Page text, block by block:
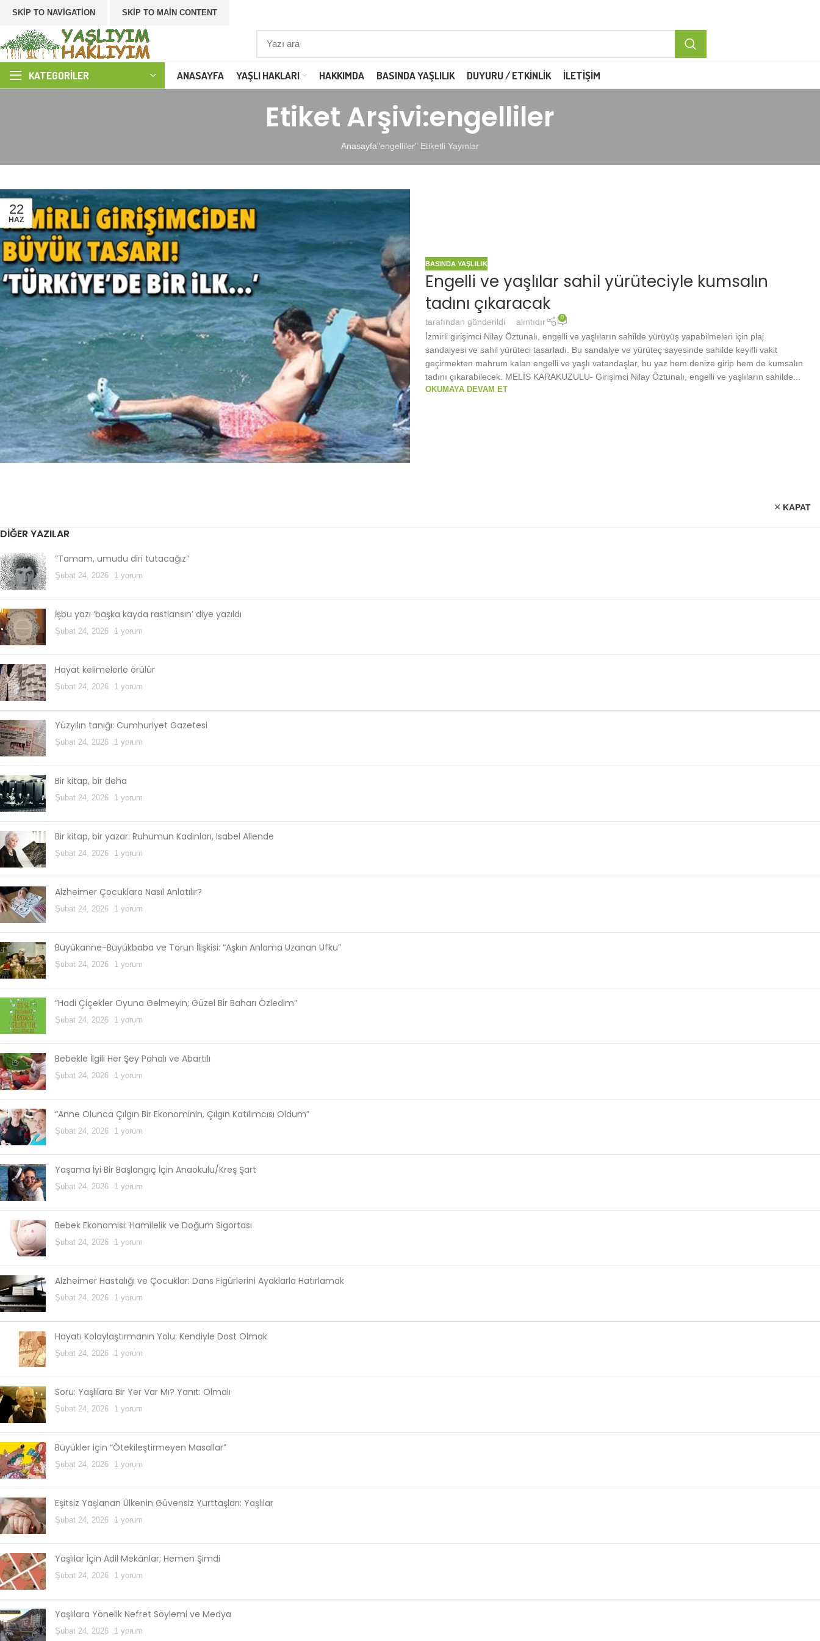
SKIP TO NAVIGATION SKIP TO MAIN CONTENT
KATEGORILER ANASAYFA YAŞLI HAKLARI HAKKIMDA BASINDA YAŞLILIK DUYURU / ETKINLIK İLETIŞIM
Etiket Arşivi:engelliler
Anasayfa"engelliler" Etiketli Yayınlar
22
HAZ
BASINDA YAŞLILIK
Engelli ve yaşlılar sahil yürüteciyle kumsalın
tadını çıkaracak
tarafından gönderildi alıntıdır 0
İzmirli girişimci Nilay Öztunalı, engelli ve yaşlıların sahilde yürüyüş yapabilmeleri için plaj
sandalyesi ve sahil yürüteci tasarladı. Bu sandalye ve yürüteç sayesinde sahilde keyifli vakit
geçirmekten mahrum kalan engelli ve yaşlı vatandaşlar, bu yaz hem denize girip hem de kumsalın
tadını çıkarabilecek. MELİS KARAKUZULU- Girişimci Nilay Öztunalı, engelli ve yaşlıların sahilde...
OKUMAYA DEVAM ET
KAPAT
DIĞER YAZILAR
“Tamam, umudu diri tutacağız”
Şubat 24, 2026 1 yorum
İşbu yazı ‘başka kayda rastlansın’ diye yazıldı
Şubat 24, 2026 1 yorum
Hayat kelimelerle örülür
Şubat 24, 2026 1 yorum
Yüzyılın tanığı: Cumhuriyet Gazetesi
Şubat 24, 2026 1 yorum
Bir kitap, bir deha
Şubat 24, 2026 1 yorum
Bir kitap, bir yazar: Ruhumun Kadınları, Isabel Allende
Şubat 24, 2026 1 yorum
Alzheimer Çocuklara Nasıl Anlatılır?
Şubat 24, 2026 1 yorum
Büyükanne-Büyükbaba ve Torun İlişkisi: “Aşkın Anlama Uzanan Ufku”
Şubat 24, 2026 1 yorum
“Hadi Çiçekler Oyuna Gelmeyin; Güzel Bir Baharı Özledim”
Şubat 24, 2026 1 yorum
Bebekle İlgili Her Şey Pahalı ve Abartılı
Şubat 24, 2026 1 yorum
“Anne Olunca Çılgın Bir Ekonominin, Çılgın Katılımcısı Oldum”
Şubat 24, 2026 1 yorum
Yaşama İyi Bir Başlangıç İçin Anaokulu/Kreş Şart
Şubat 24, 2026 1 yorum
Bebek Ekonomisi: Hamilelik ve Doğum Sigortası
Şubat 24, 2026 1 yorum
Alzheimer Hastalığı ve Çocuklar: Dans Figürlerini Ayaklarla Hatırlamak
Şubat 24, 2026 1 yorum
Hayatı Kolaylaştırmanın Yolu: Kendiyle Dost Olmak
Şubat 24, 2026 1 yorum
Soru: Yaşlılara Bir Yer Var Mı? Yanıt: Olmalı
Şubat 24, 2026 1 yorum
Büyükler için “Ötekileştirmeyen Masallar”
Şubat 24, 2026 1 yorum
Eşitsiz Yaşlanan Ülkenin Güvensiz Yurttaşları: Yaşlılar
Şubat 24, 2026 1 yorum
Yaşlılar İçin Adil Mekânlar; Hemen Şimdi
Şubat 24, 2026 1 yorum
Yaşlılara Yönelik Nefret Söylemi ve Medya
Şubat 24, 2026 1 yorum